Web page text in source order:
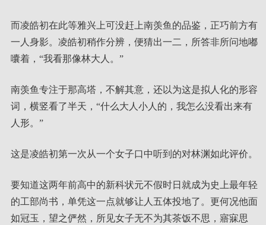
而凌皓初在此等雅兴上可没赶上南羡鱼的品鉴，正巧前方有
一人身影。凌皓初稍作分辨，便猜出一二，所答非所问地嘟
囔着，“我看那像林大人。”
南羡鱼专注于那高塔，不解其意，还以为这是拟人化的形容
词，横竖看了半天，“什么大人小人的，我怎么没看出来有
人形。”
这是凌皓初第一次从一个女子口中听到的对林渊如此评价。
要知道这两年前高中的新科状元不假时日就成为史上最年轻
的工部尚书，单凭这一点就够让人五体投地了。更何况他面
如冠玉，望之俨然，所见女子无不为其茶饭不思，寤寐思